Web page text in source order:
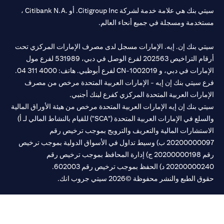
سيتي بنك هي علامة خدمة لشركة Citigroup Inc. أو .Citibank N.A ،
ومسجلة في جميع أنحاء العالم.
بنك إن. إيه. الإمارات مسجل لدى مصرف الإمارات المركزي تحت
أرقام التراخيص 202563 لفرع الوصل في دبي، 531989 لفرع مول
في دبي، وCN-1002019لفرع أبوظبي. هاتف: 4000 311 04.
سيتي بنك إن إيه - الإمارات العربية المتحدة مرخص من مصرف
العربية المتحدة المركزي كفرع لبنك أجنبي.
بنك إن إيه الإمارات العربية المتحدة مرخص من هيئة الأوراق المالية
والسلع في الإمارات العربية المتحدة ("SCA") للقيام بالنشاط المالي لـ أ)
المالية والتعريف والترويج بموجب ترخيص رقم
20200000097 ب) وسيط تداول في الأسواق الدولية بموجب ترخيص
رقم 20200000198 ج) إدارة المحافظ بموجب ترخيص رقم
د) الحفظ بموجب ترخيص رقم 602003.
الطبع والنشر محفوظة ©2026 سيتي جروب انك.